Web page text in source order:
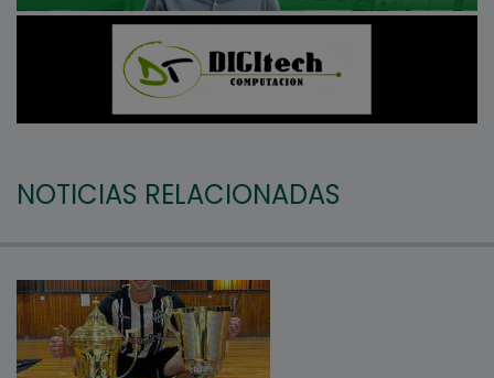
NOTICIAS RELACIONADAS